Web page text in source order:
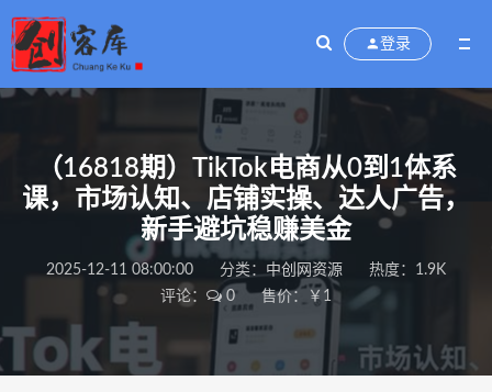
登录
（16818期）TikTok电商从0到1体系
课，市场认知、店铺实操、达人广告，
新手避坑稳赚美金
2025-12-11 08:00:00 分类： 中创网资源
热度：1.9K
评论：
0 售价：￥1